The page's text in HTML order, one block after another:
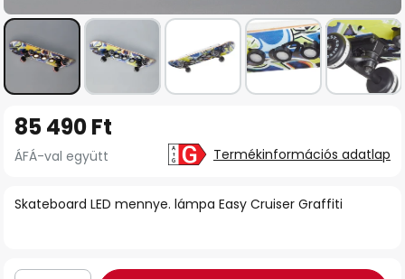
képgaléria
Skateboard LED mennye. lámpa Easy Cruiser Graffiti
85 490 Ft
ÁFÁ-val együtt Termékinformációs adatlap